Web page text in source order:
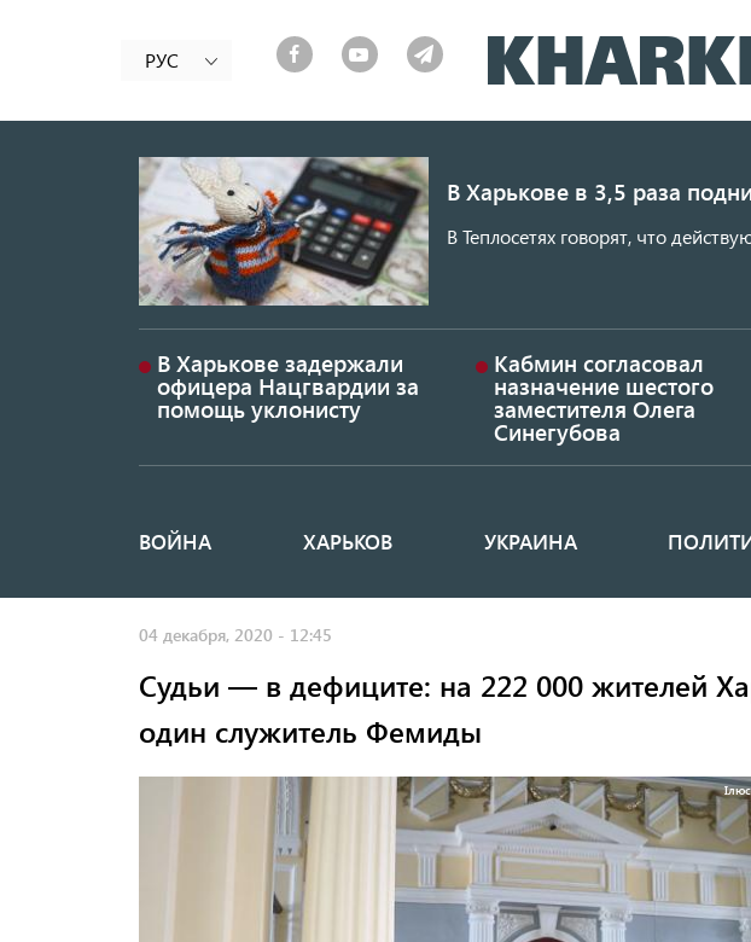
РУС
В Харькове в 3,5 раза
В Теплосетях говорят, что
В Харькове задержали
офицера Нацгвардии за
помощь уклонисту
Кабмин согласовал
назначение шестого
заместителя Олега
Синегубова
Основная
ВОЙНА ХАРЬКОВ УКРАИНА
04 декабря, 2020 - 12:45
Судьи — в дефиците: на 222 000 жителей
один служитель Фемиды